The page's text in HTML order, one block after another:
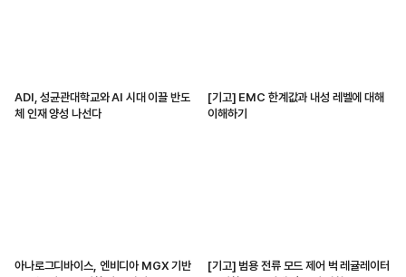
ADI, 성균관대학교와 AI 시대 이끌 반도
체 인재 양성 나선다
[기고] EMC 한계값과 내성 레벨에 대해
이해하기
아나로그디바이스, 엔비디아 MGX 기반
[기고] 범용 전류 모드 제어 벅 레귤레이터